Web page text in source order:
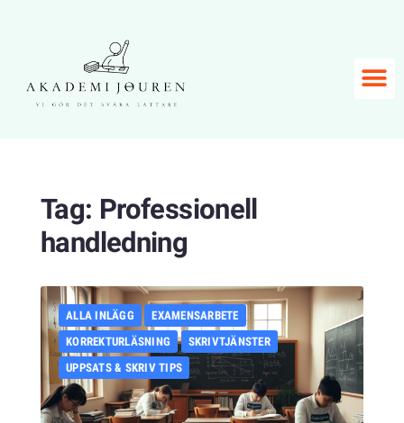
Tag: Professionell
handledning
ALLA INLÄGG
EXAMENSARBETE
KORREKTURLÄSNING
SKRIVTJÄNSTER
UPPSATS & SKRIV TIPS